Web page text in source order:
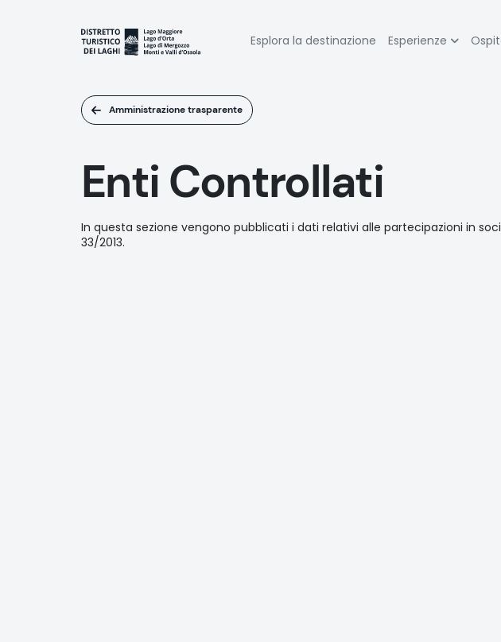
Navigazione
principale
Esplora la destinazione Esperienze
Amministrazione trasparente
Enti Controllati
In questa sezione vengono pubblicati i dati relativi alle partecipazioni in
33/2013.